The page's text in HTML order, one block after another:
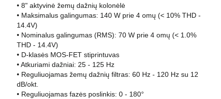
• 8" aktyvinė žemų dažnių kolonėlė
• Maksimalus galingumas: 140 W prie 4 omų (< 10% THD -
14.4V)
• Nominalus galingumas (RMS): 70 W prie 4 omų (< 1.0%
THD - 14.4V)
• D-klasės MOS-FET stiprintuvas
• Atkuriami dažniai: 25 - 125 Hz
• Reguliuojamas žemų dažnių filtras: 60 Hz - 120 Hz su 12
dB/okt.
• Reguliuojamas fazės poslinkis: 0 - 180°